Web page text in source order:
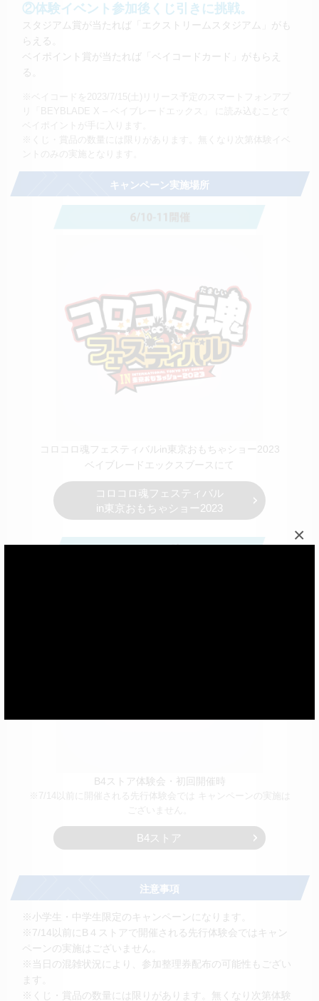
×
②体験イベント参加後くじ引きに挑戦。
スタジアム賞が当たれば「エクストリームスタジアム」がも
らえる。
ベイポイント賞が当たれば「ベイコードカード」がもらえ
る。
※ベイコードを2023/7/15(土)リリース予定のスマートフォンアプ
リ「BEYBLADE X – ベイブレードエックス」 に読み込むことで
キャンペーン実施場所
コロコロ魂フェスティバルin東京おもちゃショー2023
ベイブレードエックスブースにて
コロコロ魂フェスティバル
in東京おもちゃショー2023
B4ストア体験会・初回開催時
※7/14以前に開催される先行体験会では
B4ストア
注意事項
※小学生・中学生限定のキャンペーンになります。
※7/14以前にB４ストアで開催される先行体験会ではキャン
ペーンの実施はございません。
※当日の混雑状況により、参加整理券配布の可能性もござい
ます。
※くじ・賞品の数量には限りがあります。無くなり次第体験